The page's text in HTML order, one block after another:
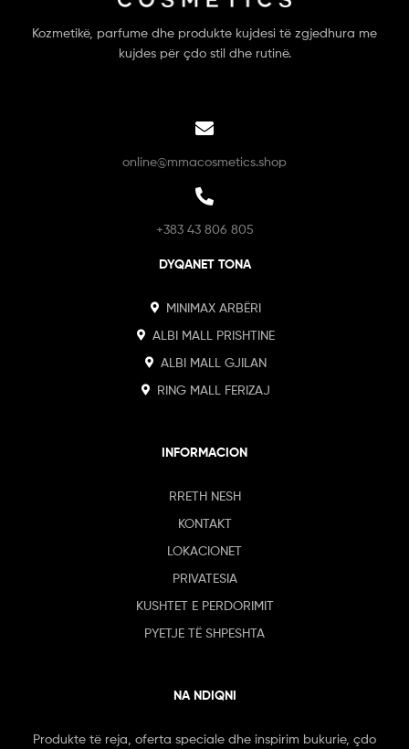
Kozmetikë, parfume dhe produkte kujdesi të zgjedhura me
kujdes për çdo stil dhe rutinë.
online@mmacosmetics.shop
+383 43 806 805
DYQANET TONA
MINIMAX ARBËRI
ALBI MALL PRISHTINE
ALBI MALL GJILAN
RING MALL FERIZAJ
INFORMACION
RRETH NESH
KONTAKT
LOKACIONET
PRIVATESIA
KUSHTET E PERDORIMIT
PYETJE TË SHPESHTA
NA NDIQNI
Produkte të reja, oferta speciale dhe inspirim bukurie, çdo